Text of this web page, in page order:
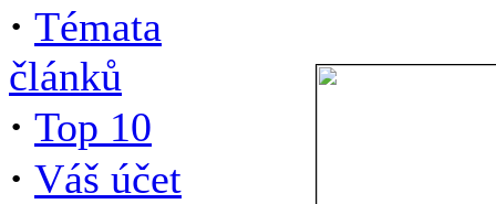
· Témata
článků
· Top 10
· Váš účet